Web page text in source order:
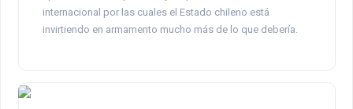
internacional por las cuales el Estado chileno está
invirtiendo en armamento mucho más de lo que debería.